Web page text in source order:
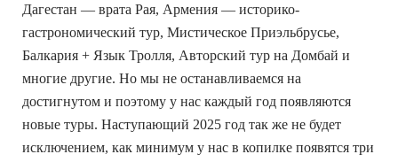
Дагестан — врата Рая, Армения — историко-
гастрономический тур, Мистическое Приэльбрусье,
Балкария + Язык Тролля, Авторский тур на Домбай и
многие другие. Но мы не останавливаемся на
достигнутом и поэтому у нас каждый год появляются
новые туры. Наступающий 2025 год так же не будет
исключением, как минимум у нас в копилке появятся три